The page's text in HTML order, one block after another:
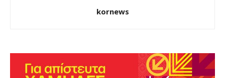
kornews